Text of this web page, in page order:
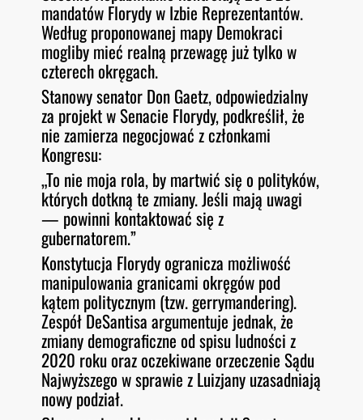
mandatów Florydy w Izbie Reprezentantów.
Według proponowanej mapy Demokraci
mogliby mieć realną przewagę już tylko w
czterech okręgach.
Stanowy senator Don Gaetz, odpowiedzialny
za projekt w Senacie Florydy, podkreślił, że
nie zamierza negocjować z członkami
Kongresu:
„To nie moja rola, by martwić się o polityków,
których dotkną te zmiany. Jeśli mają uwagi
— powinni kontaktować się z
gubernatorem.”
Konstytucja Florydy ogranicza możliwość
manipulowania granicami okręgów pod
kątem politycznym (tzw. gerrymandering).
Zespół DeSantisa argumentuje jednak, że
zmiany demograficzne od spisu ludności z
2020 roku oraz oczekiwane orzeczenie Sądu
Najwyższego w sprawie z Luizjany uzasadniają
nowy podział.